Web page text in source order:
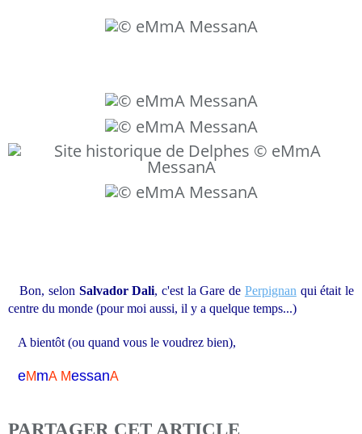
Bon, selon Salvador Dali, c'est la Gare de Perpignan qui était le
centre du monde (pour moi aussi, il y a quelque temps...)
A bientôt (ou quand vous le voudrez bien),
eMmA MessanA
PARTAGER CET ARTICLE